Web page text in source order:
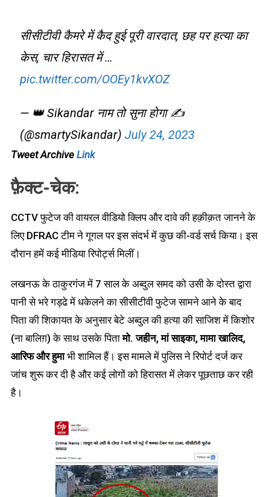
सीसीटीवी कैमरे में कैद हुई पूरी वारदात, छह पर हत्या का
केस, चार हिरासत में …
pic.twitter.com/OOEy1kvXOZ
— 👑 Sikandar नाम तो सुना होगा ✍️
(@smartySikandar) July 24, 2023
Tweet Archive Link
फ़ैक्ट-चेक:
CCTV फुटेज की वायरल वीडियो क्लिप और दावे की हक़ीक़त जानने के
लिए DFRAC टीम ने गूगल पर इस संदर्भ में कुछ की-वर्ड सर्च किया। इस
दौरान हमें कई मीडिया रिपोर्ट्स मिलीं।
लखनऊ के ठाकुरगंज में 7 साल के अब्दुल समद को उसी के दोस्त द्वारा
पानी से भरे गड्ढे में धकेलने का सीसीटीवी फुटेज सामने आने के बाद
पिता की शिकायत के अनुसार बेटे अब्दुल की हत्या की साजिश में किशोर
(ना बालिग़) के साथ उसके पितामो. जहीन, मां साइका, मामा खालिद,
आरिफ और हुमाभी शामिल हैं। इस मामले में पुलिस ने रिपोर्ट दर्ज कर
जांच शुरू कर दी है और कई लोगों को हिरासत में लेकर पूछताछ कर रही
है।